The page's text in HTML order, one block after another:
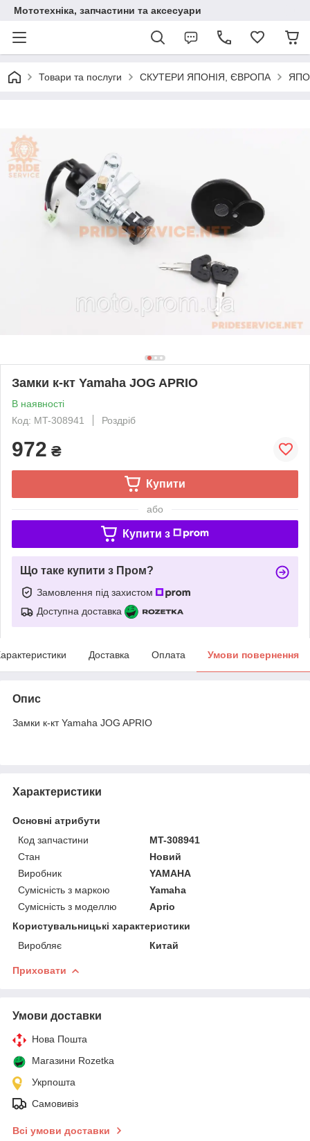
Мототехніка, запчастини та аксесуари
Товари та послуги СКУТЕРИ ЯПОНІЯ, ЄВРОПА
Замки к-кт Yamaha JOG APRIO
В наявності
Код: MT-308941
Роздріб
972 ₴
Купити
або
Купити з
Що таке купити з Пром?
Замовлення під захистом
Доступна доставка
Доставка Оплата Умови повернення
Опис
Замки к-кт Yamaha JOG APRIO
Характеристики
Основні атрибути
Код запчастини
MT-308941
Стан
Новий
Виробник
YAMAHA
Сумісність з маркою
Yamaha
Сумісність з моделлю
Aprio
Користувальницькі характеристики
Виробляє
Китай
Приховати
Умови доставки
Нова Пошта
Магазини Rozetka
Укрпошта
Самовивіз
Всі умови доставки